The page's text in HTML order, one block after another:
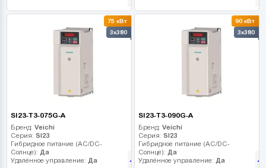
75 кВт
3x380
SI23-T3-075G-A
Бренд: Veichi
Серия: SI23
Гибридное питание (AC/DC-
Солнце): Да
Удалённое управление: Да 122 805грн
90 кВт
3x380
SI23-T3-090G-A
Бренд: Veichi
Серия: SI23
Гибридное питание (AC/DC-
Солнце): Да
Удалённое управление: Да